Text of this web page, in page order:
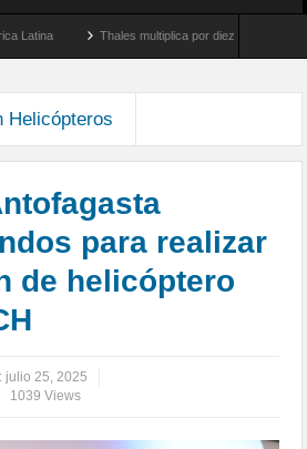
Thales multiplica por diez su capacidad de
Helicópteros
para realizar
de helicóptero
julio 25, 2025
1039 Views